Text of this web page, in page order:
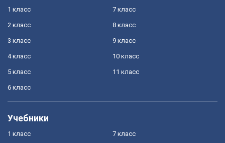
1 класс
2 класс
3 класс
4 класс
5 класс
6 класс
7 класс
8 класс
9 класс
10 класс
11 класс
Учебники
1 класс 7 класс